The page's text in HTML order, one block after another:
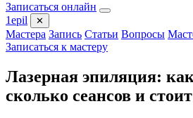
Записаться онлайн
1epil ✕
Мастера Запись Статьи Вопросы
Записаться к мастеру
Лазерная эпиляция:
сколько сеансов и